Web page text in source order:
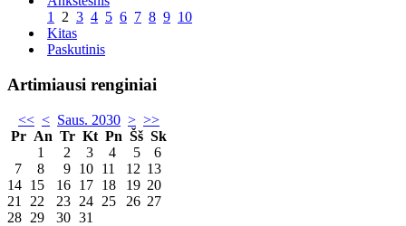
1 2 3 4 5 6 7 8 9 10
Kitas
Paskutinis
Artimiausi renginiai
<< < Saus. 2030 > >>
Pr An Tr Kt Pn Šš Sk
1
2 3 4 5
6
7
8 9 10 11 12 13
14 15 16 17 18 19 20
21
22 23 24 25 26 27
28 29 30 31